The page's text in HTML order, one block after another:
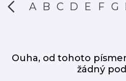
A B C D E F G
Ouha, od tohoto
žádný